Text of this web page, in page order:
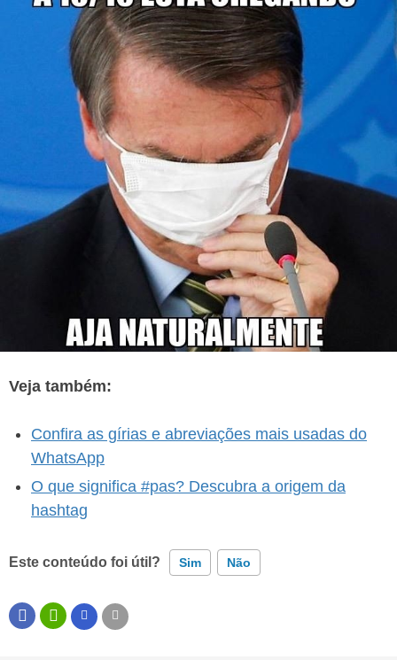
Veja também:
Confira as gírias e abreviações mais usadas do
WhatsApp
O que significa #pas? Descubra a origem da
hashtag
Este conteúdo foi útil? Sim Não
Este conteúdo contém informação incorreta